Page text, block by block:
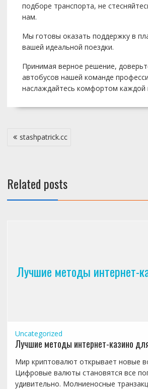
подборе транспорта, не
нам.
Мы готовы оказать поддержку в
вашей идеальной поездки.
Принимая верное решение,
автобусов нашей команде
наслаждайтесь комфортом каждой
Post
navigation
stashpatrick.cc
Related posts
Лучшие методы интернет-
Uncategorized
Лучшие методы интернет-казино
Мир криптовалют открывает новые
Цифровые валюты становятся все
удивительно. Молниеносные